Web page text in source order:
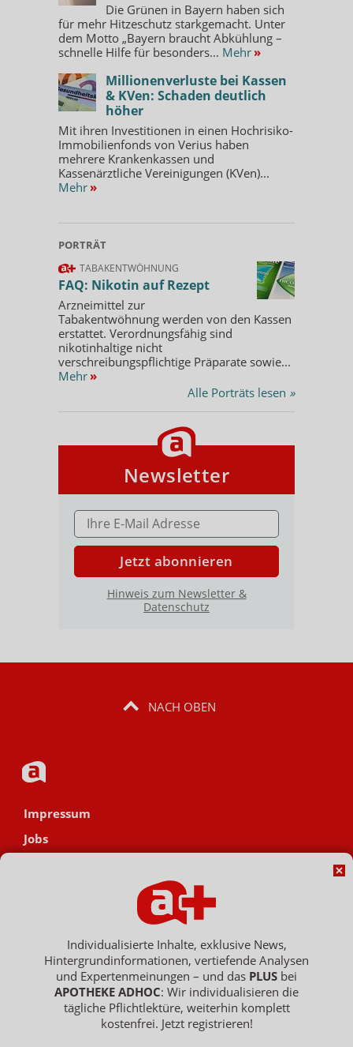
Die Grünen in Bayern haben sich
für mehr Hitzeschutz starkgemacht. Unter
dem Motto „Bayern braucht Abkühlung –
schnelle Hilfe für besonders... Mehr »
Millionenverluste bei Kassen
& KVen: Schaden deutlich
höher
Mit ihren Investitionen in einen Hochrisiko-
Immobilienfonds von Verius haben
mehrere Krankenkassen und
Kassenärztliche Vereinigungen (KVen)...
Mehr »
PORTRÄT
TABAKENTWÖHNUNG
FAQ: Nikotin auf Rezept
Arzneimittel zur
Tabakentwöhnung werden von den Kassen
erstattet. Verordnungsfähig sind
nikotinhaltige nicht
verschreibungspflichtige Präparate sowie...
Mehr »
Alle Porträts lesen »
Newsletter
E-MAIL ADRESSE
Jetzt abonnieren
Hinweis zum Newsletter &
Datenschutz
NACH OBEN
Impressum
Jobs
Hinweisgebersystem
Vertrag widerrufen
Copyright © 2007 - 2026 , APOTHEKE ADHOC ist ein Dienst der ELPATO
Individualisierte Inhalte, exklusive News,
Hintergrundinformationen, vertiefende Analysen
und Expertenmeinungen – und das PLUS bei
APOTHEKE ADHOC: Wir individualisieren die
tägliche Pflichtlektüre, weiterhin komplett
kostenfrei. Jetzt registrieren!